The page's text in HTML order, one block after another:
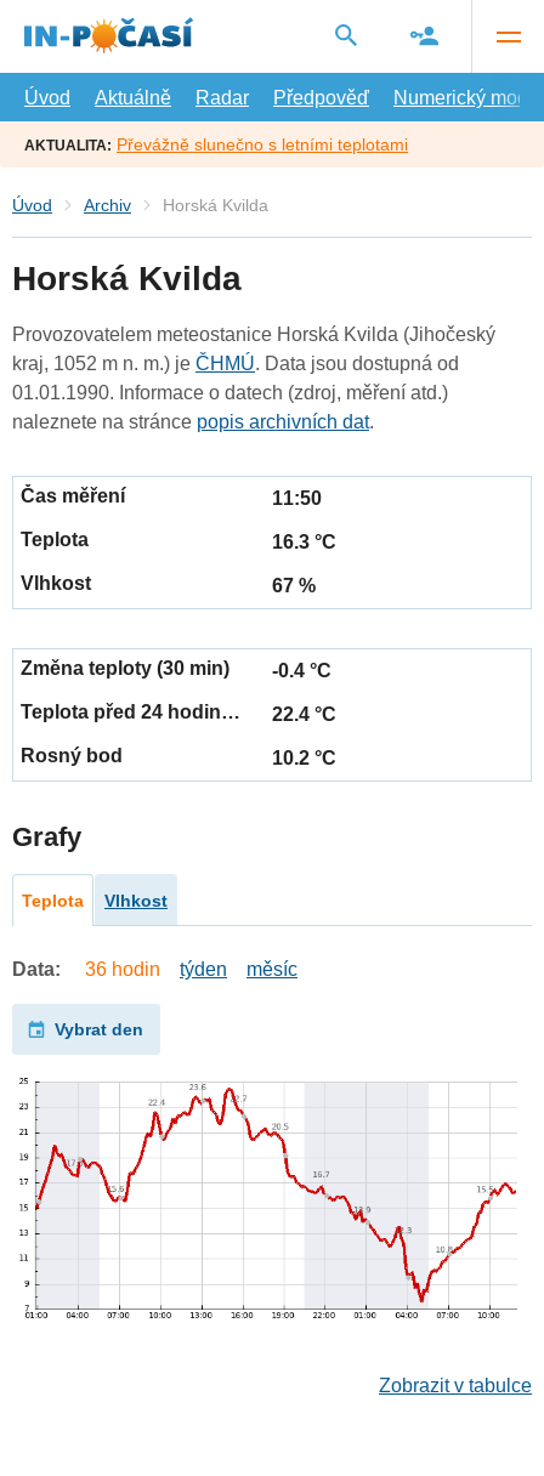
hlavní
Úvod
Aktuálně Radar Předpověď Numerický model
AKTUALITA: Převážně slunečno s letními teplotami
Úvod Archiv Horská Kvilda
Horská Kvilda
Provozovatelem meteostanice Horská Kvilda (Jihočeský
kraj, 1052 m n. m.) je ČHMÚ. Data jsou dostupná od
01.01.1990. Informace o datech (zdroj, měření atd.)
naleznete na stránce popis archivních dat.
11:50
16.3 °C
67 %
-0.4 °C
22.4 °C
10.2 °C
Grafy
Teplota Vlhkost
Data: 36 hodin týden měsíc
Vybrat den
Zobrazit v tabulce